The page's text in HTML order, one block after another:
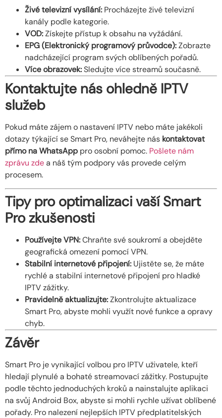
Živé televizní vysílání: Procházejte živé televizní
kanály podle kategorie.
VOD:Získejte přístup k obsahu na vyžádání.
EPG (Elektronický programový průvodce):Zobrazte
nadcházející program svých oblíbených pořadů.
Více obrazovek:Sledujte více streamů současně.
Kontaktujte nás ohledně IPTV
služeb
Pokud máte zájem o nastavení IPTV nebo máte jakékoli
dotazy týkající se Smart Pro, neváhejte nás kontaktovat
přímo na WhatsApp pro osobní pomoc. Pošlete nám
zprávu zdea náš tým podpory vás provede celým
procesem.
Tipy pro optimalizaci vaší Smart
Pro zkušenosti
Používejte VPN:Chraňte své soukromí a obejděte
geografická omezení pomocí VPN.
Stabilní internetové připojení: Ujistěte se, že máte
rychlé a stabilní internetové připojení pro hladké
IPTV zážitky.
Pravidelně aktualizujte:Zkontrolujte aktualizace
Smart Pro, abyste mohli využít nové funkce a opravy
chyb.
Závěr
Smart Pro je vynikající volbou pro IPTV uživatele, kteří
hledají plynulé a bohaté streamovací zážitky. Postupujte
podle těchto jednoduchých kroků a nainstalujte aplikaci
na svůj Android Box, abyste si mohli rychle užívat oblíbené
pořady. Pro nalezení nejlepších IPTV předplatitelských